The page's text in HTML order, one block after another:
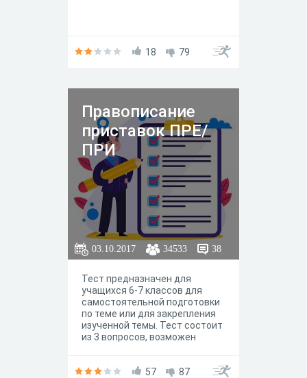
18 79
Правописание
приставок ПРЕ/
ПРИ
03.10.2017 34533 38
Тест предназначен для
учащихся 6-7 классов для
самостоятельной подготовки
по теме или для закрепления
изученной темы. Тест состоит
из 3 вопросов, возможен
57 87